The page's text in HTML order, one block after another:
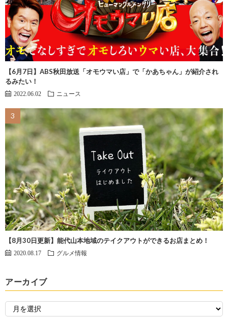
【6月7日】ABS秋田放送「オモウマい店」で「かあちゃん」が紹介され
るみたい！
2022.06.02 ニュース
【8月30日更新】能代山本地域のテイクアウトができるお店まとめ！
2020.08.17 グルメ情報
アーカイブ